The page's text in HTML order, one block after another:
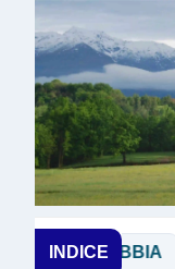
INDICE
BIBBIA